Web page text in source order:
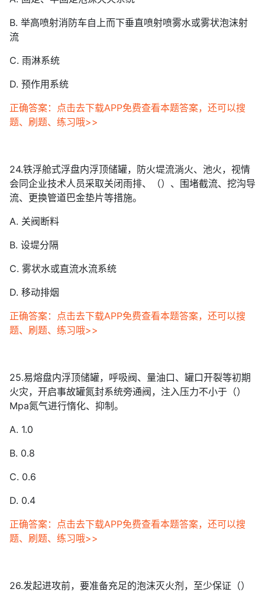
B. 举高喷射消防车自上而下垂直喷射喷雾水或雾状泡沫射
流
C. 雨淋系统
D. 预作用系统
正确答案：点击去下载APP免费查看本题答案，还可以搜
题、刷题、练习哦>>
24.铁浮舱式浮盘内浮顶储罐，防火堤流淌火、池火，视情
会同企业技术人员采取关闭雨排、（）、围堵截流、挖沟导
流、更换管道巴金垫片等措施。
A. 关阀断料
B. 设堤分隔
C. 雾状水或直流水流系统
D. 移动排烟
正确答案：点击去下载APP免费查看本题答案，还可以搜
题、刷题、练习哦>>
25.易熔盘内浮顶储罐，呼吸阀、量油口、罐口开裂等初期
火灾，开启事故罐氮封系统旁通阀，注入压力不小于（）
Mpa氮气进行惰化、抑制。
A. 1.0
B. 0.8
C. 0.6
D. 0.4
正确答案：点击去下载APP免费查看本题答案，还可以搜
题、刷题、练习哦>>
26.发起进攻前，要准备充足的泡沫灭火剂，至少保证（）